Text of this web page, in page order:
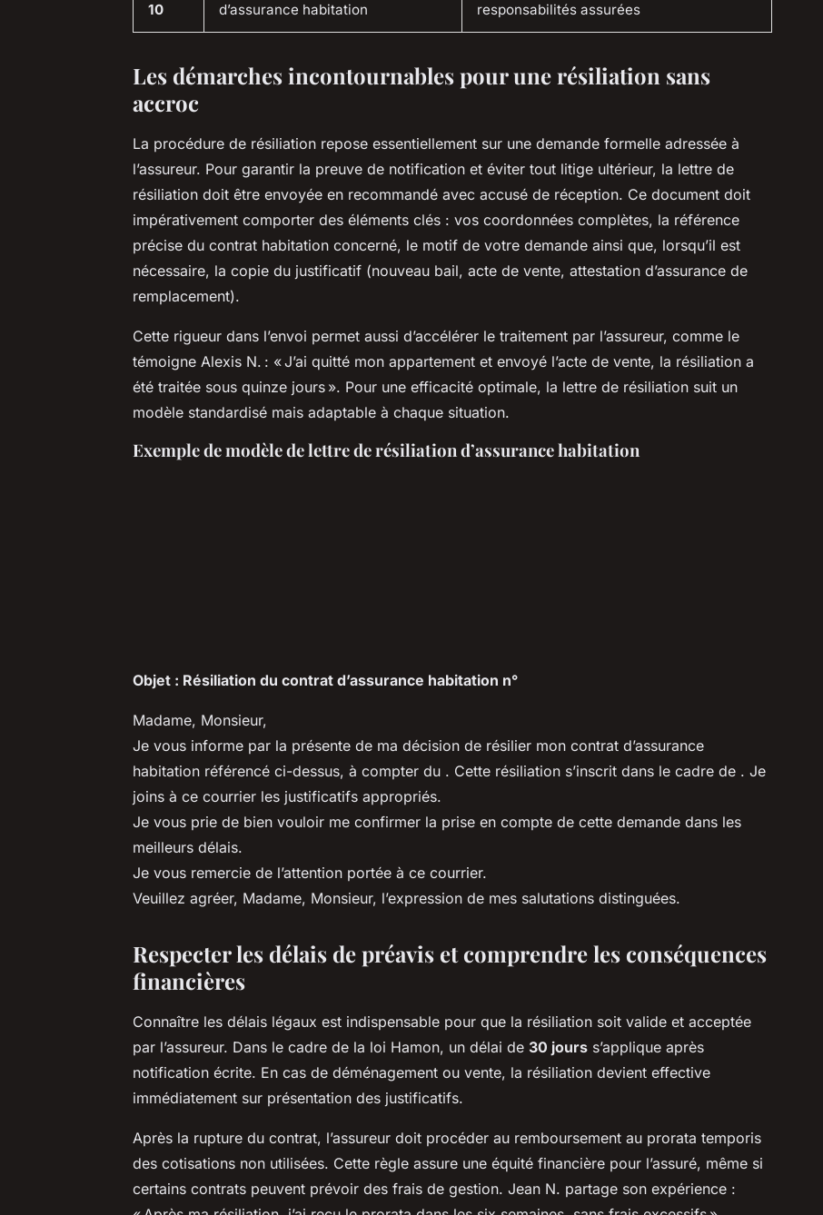
10
d’assurance habitation
responsabilités assurées
Les démarches incontournables pour une résiliation sans
accroc
La procédure de résiliation repose essentiellement sur une demande formelle adressée à
l’assureur. Pour garantir la preuve de notification et éviter tout litige ultérieur, la lettre de
résiliation doit être envoyée en recommandé avec accusé de réception. Ce document doit
impérativement comporter des éléments clés : vos coordonnées complètes, la référence
précise du contrat habitation concerné, le motif de votre demande ainsi que, lorsqu’il est
nécessaire, la copie du justificatif (nouveau bail, acte de vente, attestation d’assurance de
remplacement).
Cette rigueur dans l’envoi permet aussi d’accélérer le traitement par l’assureur, comme le
témoigne Alexis N. : « J’ai quitté mon appartement et envoyé l’acte de vente, la résiliation a
été traitée sous quinze jours ». Pour une efficacité optimale, la lettre de résiliation suit un
modèle standardisé mais adaptable à chaque situation.
Exemple de modèle de lettre de résiliation d’assurance habitation
Objet : Résiliation du contrat d’assurance habitation n°
Madame, Monsieur,
Je vous informe par la présente de ma décision de résilier mon contrat d’assurance
habitation référencé ci-dessus, à compter du . Cette résiliation s’inscrit dans le cadre de . Je
joins à ce courrier les justificatifs appropriés.
Je vous prie de bien vouloir me confirmer la prise en compte de cette demande dans les
meilleurs délais.
Je vous remercie de l’attention portée à ce courrier.
Veuillez agréer, Madame, Monsieur, l’expression de mes salutations distinguées.
Respecter les délais de préavis et comprendre les conséquences
financières
Connaître les délais légaux est indispensable pour que la résiliation soit valide et acceptée
par l’assureur. Dans le cadre de la loi Hamon, un délai de 30 jours s’applique après
notification écrite. En cas de déménagement ou vente, la résiliation devient effective
immédiatement sur présentation des justificatifs.
Après la rupture du contrat, l’assureur doit procéder au remboursement au prorata temporis
des cotisations non utilisées. Cette règle assure une équité financière pour l’assuré, même si
certains contrats peuvent prévoir des frais de gestion. Jean N. partage son expérience :